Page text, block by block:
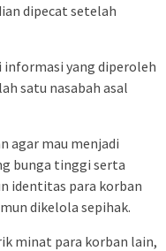
dipecat setelah
yang diperoleh
satu nasabah asal
agar mau menjadi
bunga tinggi serta
identitas para korban
dikelola sepihak.
minat para korban lain,